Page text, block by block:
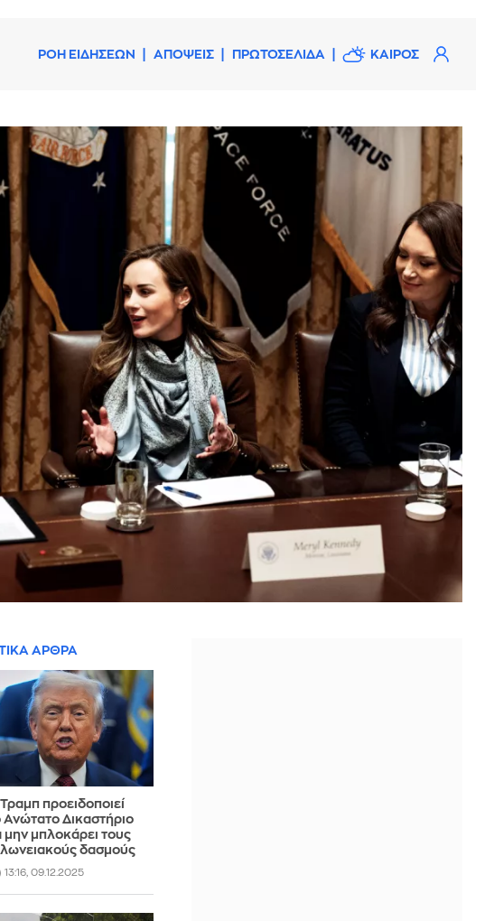
ΡΟΗ ΕΙΔΗΣΕΩΝ ΑΠΟΨΕΙΣ ΠΡΩΤΟΣΕΛΙΔΑ ΚΑΙΡΟΣ
ΑΡΘΡΑ
προειδοποιεί
Ανώτατο Δικαστήριο
μην μπλοκάρει τους
δασμούς
13:16, 09.12.2025